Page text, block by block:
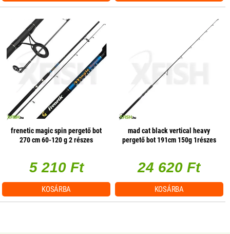
frenetic magic spin pergető bot
270 cm 60-120 g 2 részes
5 210 Ft
KOSÁRBA
mad cat black vertical heavy
pergető bot 191cm 150g 1részes
24 620 Ft
KOSÁRBA